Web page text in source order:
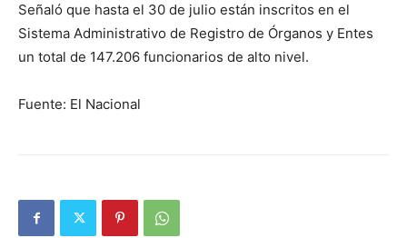
Señaló que hasta el 30 de julio están inscritos en el
Sistema Administrativo de Registro de Órganos y Entes
un total de 147.206 funcionarios de alto nivel.
Fuente: El Nacional